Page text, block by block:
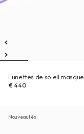
Lunettes de soleil masque
€ 440
Nouveautés